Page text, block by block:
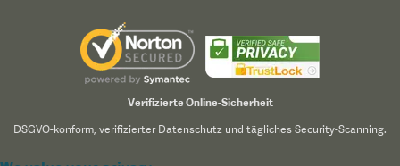
Verifizierte Online-Sicherheit
DSGVO-konform, verifizierter Datenschutz und tägliches Security-Scanning.